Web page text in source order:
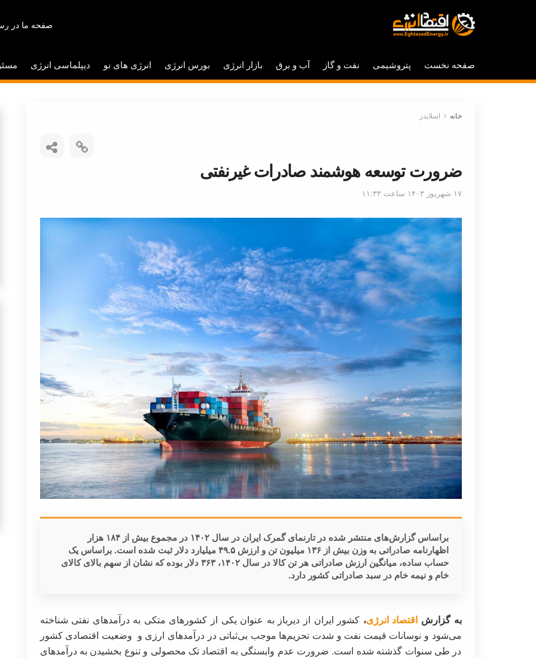
صفحه ما در
صفحه نخست پتروشیمی نفت و گاز آب و برق بازار انرژی بورس انرژی انرژی های نو دیپلماسی انرژی
خانه اسلایدر
ضرورت توسعه هوشمند صادرات غیرنفتی
۱۷ شهریور ۱۴۰۳ ساعت ۱۱:۳۳
براساس گزارش‌های منتشر شده در تارنمای گمرک ایران در سال ۱۴۰۲ در مجموع بیش از ۱۸۴ هزار
اظهارنامه صادراتی به وزن بیش از ۱۳۶ میلیون تن و ارزش ۴۹.۵ میلیارد دلار ثبت شده است. براساس یک
حساب ساده، میانگین ارزش صادراتی هر تن کالا در سال ۱۴۰۲، ۳۶۳ دلار بوده که نشان از سهم بالای کالای
خام و نیمه خام در سبد صادراتی کشور دارد.
به گزارش اقتصاد انرژی، کشور ایران از دیرباز به عنوان یکی از کشورهای متکی به درآمدهای نفتی شناخته
می‌شود و نوسانات قیمت نفت و شدت تحریم‌ها موجب بی‌ثباتی در درآمدهای ارزی و وضعیت اقتصادی کشور
در طی سنوات گذشته شده است. ضرورت عدم وابستگی به اقتصاد تک محصولی و تنوع بخشیدن به درآمدهای